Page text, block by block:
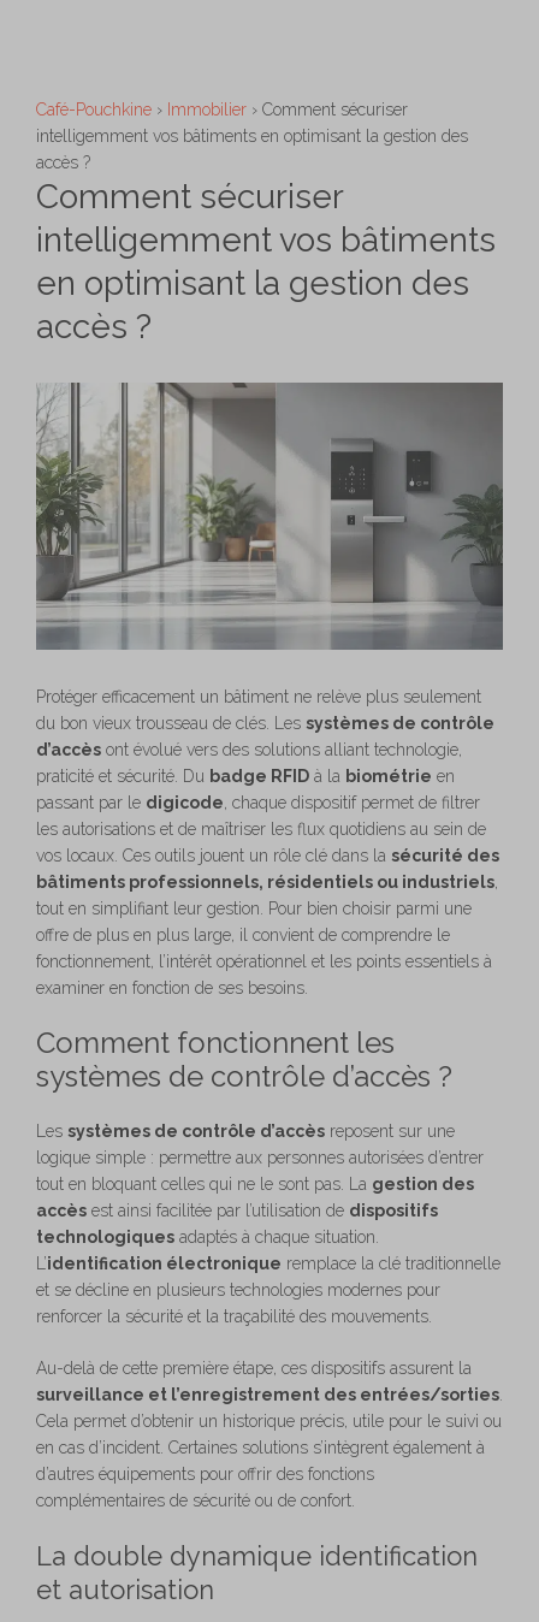
Café-Pouchkine › Immobilier › Comment sécuriser
intelligemment vos bâtiments en optimisant la gestion des
accès ?
Comment sécuriser
intelligemment vos bâtiments
en optimisant la gestion des
accès ?
Protéger efficacement un bâtiment ne relève plus seulement
du bon vieux trousseau de clés. Les systèmes de contrôle
d’accès ont évolué vers des solutions alliant technologie,
praticité et sécurité. Du badge RFID à la biométrie en
passant par le digicode , chaque dispositif permet de filtrer
les autorisations et de maîtriser les flux quotidiens au sein de
vos locaux. Ces outils jouent un rôle clé dans la sécurité des
bâtiments professionnels, résidentiels ou industriels
tout en simplifiant leur gestion. Pour bien choisir parmi une
offre de plus en plus large, il convient de comprendre le
fonctionnement, l’intérêt opérationnel et les points essentiels à
examiner en fonction de ses besoins.
Comment fonctionnent les
systèmes de contrôle d’accès ?
Les systèmes de contrôle d’accès reposent sur une
logique simple : permettre aux personnes autorisées d’entrer
tout en bloquant celles qui ne le sont pas. La gestion des
accès est ainsi facilitée par l’utilisation de dispositifs
technologiques adaptés à chaque situation.
L’identification électronique remplace la clé traditionnelle
et se décline en plusieurs technologies modernes pour
renforcer la sécurité et la traçabilité des mouvements.
Au-delà de cette première étape, ces dispositifs assurent la
surveillance et l’enregistrement des entrées/sorties
Cela permet d’obtenir un historique précis, utile pour le suivi ou
en cas d’incident. Certaines solutions s’intègrent également à
d’autres équipements pour offrir des fonctions
complémentaires de sécurité ou de confort.
La double dynamique identification
et autorisation